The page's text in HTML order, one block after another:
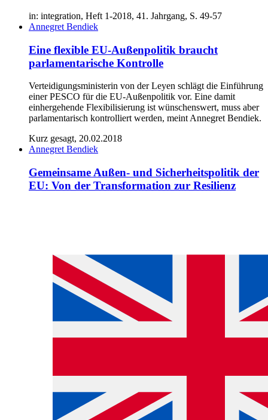
in: integration, Heft 1-2018, 41. Jahrgang, S. 49-57
Annegret Bendiek
Eine flexible EU-Außenpolitik braucht
parlamentarische Kontrolle
Verteidigungsministerin von der Leyen schlägt die Einführung
einer PESCO für die EU-Außenpolitik vor. Eine damit
einhergehende Flexibilisierung ist wünschenswert, muss aber
parlamentarisch kontrolliert werden, meint Annegret Bendiek.
Kurz gesagt, 20.02.2018
Annegret Bendiek
Gemeinsame Außen- und Sicherheitspolitik der
EU: Von der Transformation zur Resilienz